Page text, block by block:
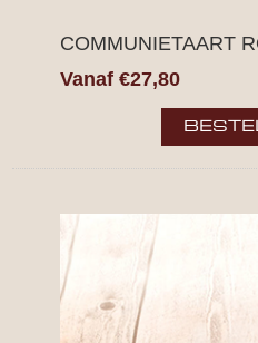
COMMUNIETAART
Vanaf €27,80